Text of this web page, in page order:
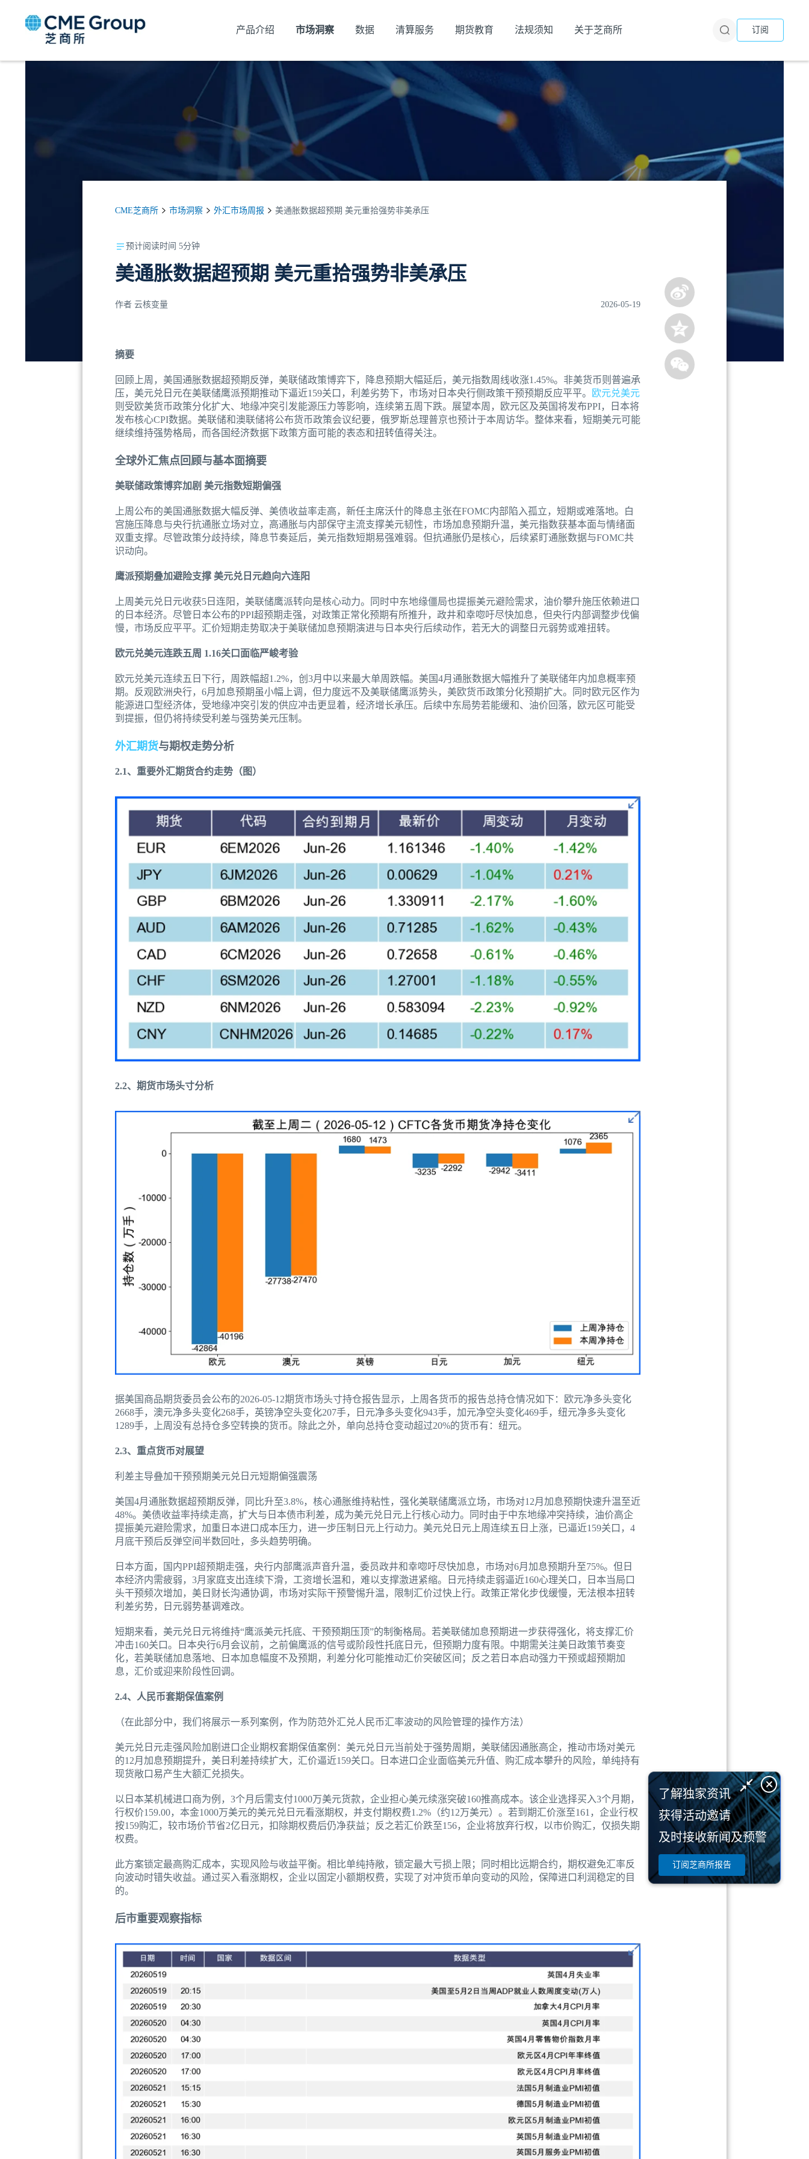
产品介绍 市场洞察 数据 清算服务 期货教育 法规须知 关于芝商所 订阅
CME芝商所 市场洞察 外汇市场周报 美通胀数据超预期 美元重拾强势非美承压
预计阅读时间 5分钟
美通胀数据超预期 美元重拾强势非美承压
作者 云核变量 2026-05-19
摘要
回顾上周，美国通胀数据超预期反弹，美联储政策博弈下，降息预期大幅延后，美元指数周线收涨1.45%。非美货币则普遍承
压，美元兑日元在美联储鹰派预期推动下逼近159关口，利差劣势下，市场对日本央行侧政策干预预期反应平平。
欧元兑美元
则受欧美货币政策分化扩大、地缘冲突引发能源压力等影响，连续第五周下跌。展望本周，欧元区及英国将发布PPI，日本将
发布核心CPI数据。美联储和澳联储将公布货币政策会议纪要，俄罗斯总理普京也预计于本周访华。整体来看，短期美元可能
继续维持强势格局，而各国经济数据下政策方面可能的表态和扭转值得关注。
全球外汇焦点回顾与基本面摘要
美联储政策博弈加剧 美元指数短期偏强
上周公布的美国通胀数据大幅反弹、美债收益率走高，新任主席沃什的降息主张在FOMC内部陷入孤立，短期或难落地。白
宫施压降息与央行抗通胀立场对立，高通胀与内部保守主流支撑美元韧性，市场加息预期升温，美元指数获基本面与情绪面
双重支撑。尽管政策分歧持续，降息节奏延后，美元指数短期易强难弱。但抗通胀仍是核心，后续紧盯通胀数据与FOMC共
识动向。
鹰派预期叠加避险支撑 美元兑日元趋向六连阳
上周美元兑日元收获5日连阳，美联储鹰派转向是核心动力。同时中东地缘僵局也提振美元避险需求，油价攀升施压依赖进口
的日本经济。尽管日本公布的PPI超预期走强，对政策正常化预期有所推升，政井和幸唿吁尽快加息，但央行内部调整步伐偏
慢，市场反应平平。汇价短期走势取决于美联储加息预期演进与日本央行后续动作，若无大的调整日元弱势或难扭转。
欧元兑美元连跌五周 1.16关口面临严峻考验
欧元兑美元连续五日下行，周跌幅超1.2%，创3月中以来最大单周跌幅。美国4月通胀数据大幅推升了美联储年内加息概率预
期。反观欧洲央行，6月加息预期虽小幅上调，但力度远不及美联储鹰派势头，美欧货币政策分化预期扩大。同时欧元区作为
能源进口型经济体，受地缘冲突引发的供应冲击更显着，经济增长承压。后续中东局势若能缓和、油价回落，欧元区可能受
到提振，但仍将持续受利差与强势美元压制。
外汇期货与期权走势分析
2.1、重要外汇期货合约走势（图）
2.2、期货市场头寸分析
据美国商品期货委员会公布的2026-05-12期货市场头寸持仓报告显示，上周各货币的报告总持仓情况如下：欧元净多头变化
2668手，澳元净多头变化268手，英镑净空头变化207手，日元净多头变化943手，加元净空头变化469手，纽元净多头变化
1289手，上周没有总持仓多空转换的货币。除此之外，单向总持仓变动超过20%的货币有：纽元。
2.3、重点货币对展望
利差主导叠加干预预期美元兑日元短期偏强震荡
美国4月通胀数据超预期反弹，同比升至3.8%，核心通胀维持粘性，强化美联储鹰派立场，市场对12月加息预期快速升温至近
48%。美债收益率持续走高，扩大与日本债市利差，成为美元兑日元上行核心动力。同时由于中东地缘冲突持续，油价高企
提振美元避险需求，加重日本进口成本压力，进一步压制日元上行动力。美元兑日元上周连续五日上涨，已逼近159关口，4
月底干预后反弹空间半数回吐，多头趋势明确。
日本方面，国内PPI超预期走强，央行内部鹰派声音升温，委员政井和幸唿吁尽快加息，市场对6月加息预期升至75%。但日
本经济内需疲弱，3月家庭支出连续下滑，工资增长温和，难以支撑激进紧缩。日元持续走弱逼近160心理关口，日本当局口
头干预频次增加，美日财长沟通协调，市场对实际干预警惕升温，限制汇价过快上行。政策正常化步伐缓慢，无法根本扭转
利差劣势，日元弱势基调难改。
短期来看，美元兑日元将维持“鹰派美元托底、干预预期压顶”的制衡格局。若美联储加息预期进一步获得强化，将支撑汇价
冲击160关口。日本央行6月会议前，之前偏鹰派的信号或阶段性托底日元，但预期力度有限。中期需关注美日政策节奏变
化，若美联储加息落地、日本加息幅度不及预期，利差分化可能推动汇价突破区间；反之若日本启动强力干预或超预期加
息，汇价或迎来阶段性回调。
2.4、人民币套期保值案例
（在此部分中，我们将展示一系列案例，作为防范外汇兑人民币汇率波动的风险管理的操作方法）
美元兑日元走强风险加剧进口企业期权套期保值案例：美元兑日元当前处于强势周期，美联储因通胀高企，推动市场对美元
的12月加息预期提升，美日利差持续扩大，汇价逼近159关口。日本进口企业面临美元升值、购汇成本攀升的风险，单纯持有
现货敞口易产生大额汇兑损失。
以日本某机械进口商为例，3个月后需支付1000万美元货款，企业担心美元续涨突破160推高成本。该企业选择买入3个月期，
行权价159.00，本金1000万美元的美元兑日元看涨期权，并支付期权费1.2%（约12万美元）。若到期汇价涨至161，企业行权
按159购汇，较市场价节省2亿日元，扣除期权费后仍净获益；反之若汇价跌至156，企业将放弃行权，以市价购汇，仅损失期
权费。
此方案锁定最高购汇成本，实现风险与收益平衡。相比单纯持敞，锁定最大亏损上限；同时相比远期合约，期权避免汇率反
向波动时错失收益。通过买入看涨期权，企业以固定小额期权费，实现了对冲货币单向变动的风险，保障进口利润稳定的目
的。
后市重要观察指标
了解独家资讯
获得活动邀请
及时接收新闻及预警
订阅芝商所报告